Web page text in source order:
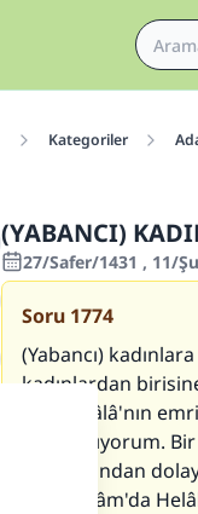
Kategoriler
(YABANCI)
27/Safer/1431 , 11/
Soru 1774
(Yabancı)
kadınlardan
Allah Teâlâ'nın
sakındırıyorum.
bakmasından
Ben, "İslâm'da